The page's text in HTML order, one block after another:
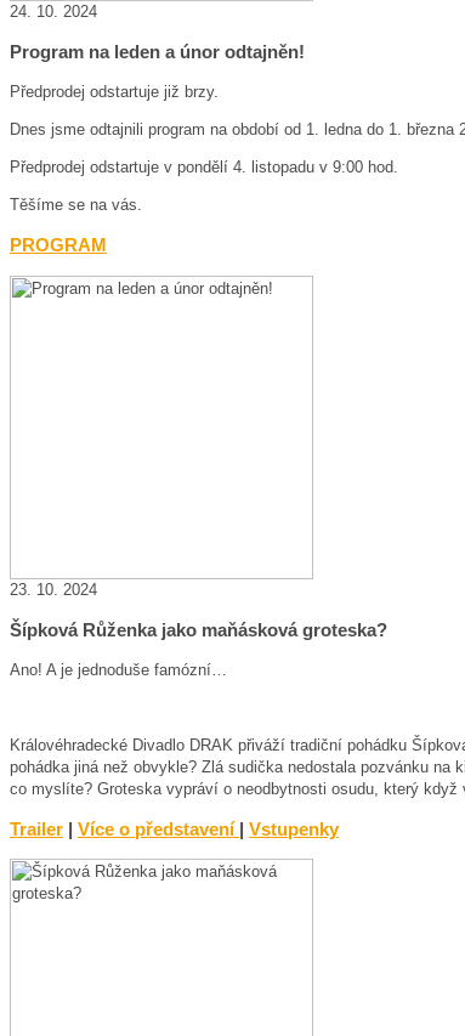
24. 10. 2024
Program na leden a únor odtajněn!
Předprodej odstartuje již brzy.
Dnes jsme odtajnili program na období od 1. ledna do 1.
Předprodej odstartuje v pondělí 4. listopadu v 9:00 hod.
Těšíme se na vás.
PROGRAM
23. 10. 2024
Šípková Růženka jako maňásková groteska?
Ano! A je jednoduše famózní…
Královéhradecké Divadlo DRAK přiváží tradiční pohádku
pohádka jiná než obvykle? Zlá sudička nedostala pozvánku
co myslíte? Groteska vypráví o neodbytnosti osudu, který
Trailer | Více o představení | Vstupenky